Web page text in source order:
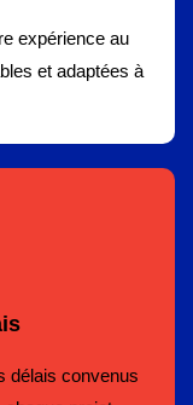
expérience au
et adaptées à
délais convenus